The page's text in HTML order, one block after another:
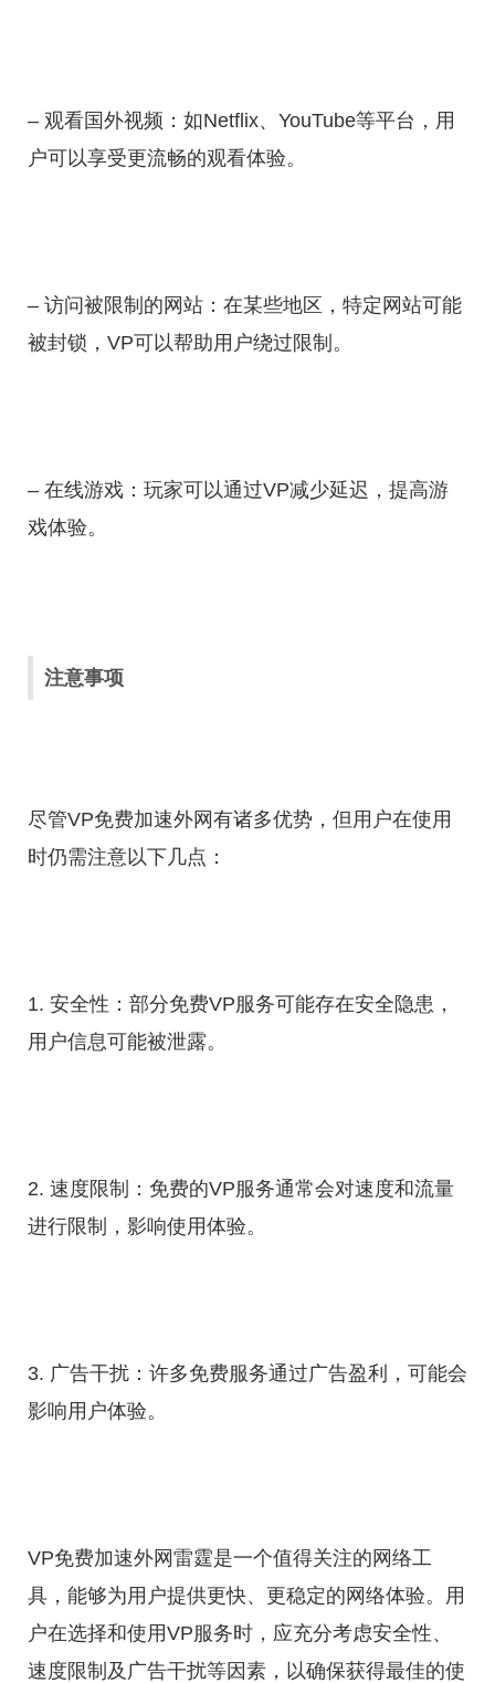
– 观看国外视频：如Netflix、YouTube等平台，用
户可以享受更流畅的观看体验。
– 访问被限制的网站：在某些地区，特定网站可能
被封锁，VP可以帮助用户绕过限制。
– 在线游戏：玩家可以通过VP减少延迟，提高游
戏体验。
注意事项
尽管VP免费加速外网有诸多优势，但用户在使用
时仍需注意以下几点：
1. 安全性：部分免费VP服务可能存在安全隐患，
用户信息可能被泄露。
2. 速度限制：免费的VP服务通常会对速度和流量
进行限制，影响使用体验。
3. 广告干扰：许多免费服务通过广告盈利，可能会
影响用户体验。
VP免费加速外网雷霆是一个值得关注的网络工
具，能够为用户提供更快、更稳定的网络体验。用
户在选择和使用VP服务时，应充分考虑安全性、
速度限制及广告干扰等因素，以确保获得最佳的使